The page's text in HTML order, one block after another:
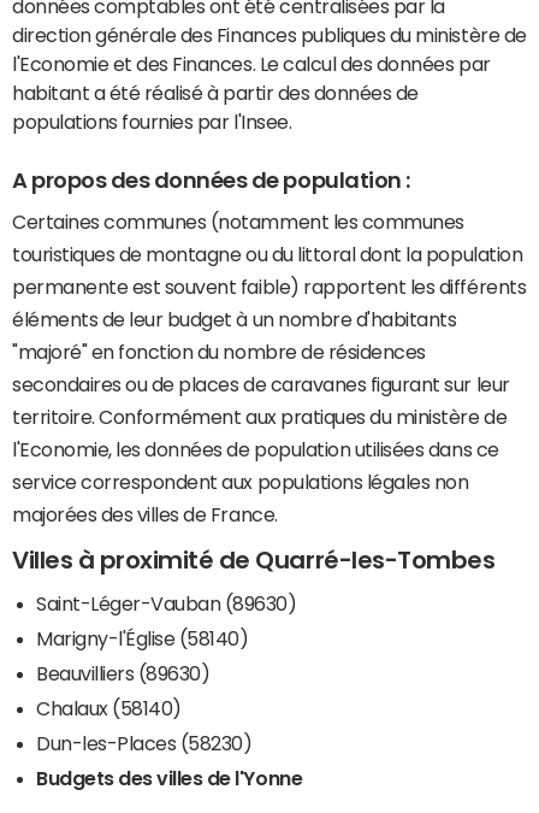
données comptables ont été centralisées par la
direction générale des Finances publiques du ministère de
l'Economie et des Finances. Le calcul des données par
habitant a été réalisé à partir des données de
populations fournies par l'Insee.
A propos des données de population :
Certaines communes (notamment les communes
touristiques de montagne ou du littoral dont la population
permanente est souvent faible) rapportent les différents
éléments de leur budget à un nombre d'habitants
"majoré" en fonction du nombre de résidences
secondaires ou de places de caravanes figurant sur leur
territoire. Conformément aux pratiques du ministère de
l'Economie, les données de population utilisées dans ce
service correspondent aux populations légales non
majorées des villes de France.
Villes à proximité de Quarré-les-Tombes
Saint-Léger-Vauban (89630)
Marigny-l'Église (58140)
Beauvilliers (89630)
Chalaux (58140)
Dun-les-Places (58230)
Budgets des villes de l'Yonne